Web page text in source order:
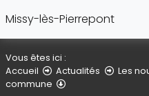
Missy-lès-Pierrepont
Vous êtes ici :
Accueil
Actualités Les
commune